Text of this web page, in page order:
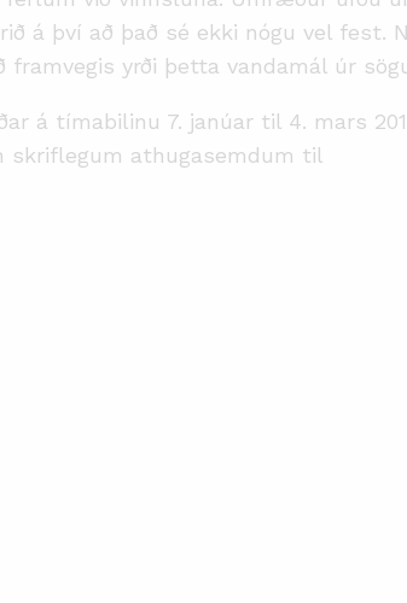
á því að það sé ekki nógu vel fest.
yrði þetta vandamál úr
á tímabilinu 7. janúar til 4. mars
skriflegum athugasemdum til